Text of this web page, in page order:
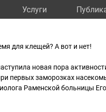
Услуги
для клещей? А вот и нет!
новая пора
первых заморозках
Раменской больницы